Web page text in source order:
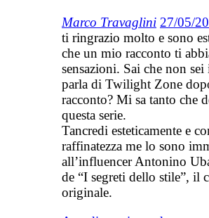
Marco Travaglini 27/05/
ti ringrazio molto e sono
che un mio racconto ti
sensazioni. Sai che non
parla di Twilight Zone
racconto? Mi sa tanto che
questa serie.
Tancredi esteticamente e
raffinatezza me lo sono
all’influencer Antonino
de “I segreti dello stile”, il
originale.